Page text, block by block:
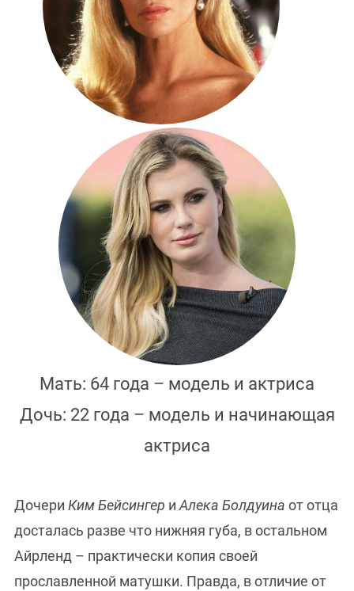
Мать: 64 года – модель и актриса
Дочь: 22 года – модель и начинающая
актриса
Дочери Ким Бейсингер и Алека Болдуина от отца
досталась разве что нижняя губа, в остальном
Айрленд – практически копия своей
прославленной матушки. Правда, в отличие от